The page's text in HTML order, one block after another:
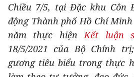
PHÁP LUẬT
DU LỊCH
THẾ GIỚI
Chiều 7/5, tại Đặc khu Côn
động Thành phố Hồ Chí
năm thực hiệnKết luận
18/5/2021 của Bộ Chính
gương tiêu biểu trong thực